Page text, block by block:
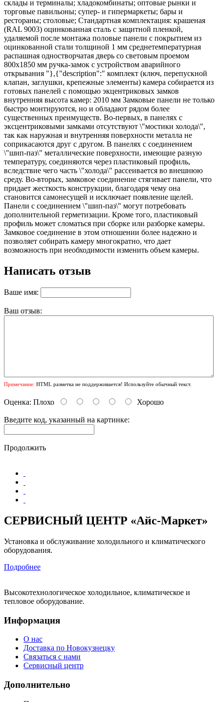
склады и терминалы; хладокомбинаты; оптовые рынки и
торговые павильоны; супер- и гипермаркеты; бары и
рестораны; столовые; Стандартная комплектация: крашеная
(RAL 9003) оцинкованная сталь с защитной пленкой,
удаляемой после монтажа половые панели с покрытием из
оцинкованной стали толщиной 1 мм среднетемпературная
распашная одностворчатая дверь со световым проемом
800х1850 мм ручка-замок с устройством аварийного
открывания "},{"description":" комплект (ключ, перепускной
клапан, заглушки, крепежные элементы) камера собирается из
готовых панелей с помощью экцентриковых замков
внутренняя высота камер: 2010 мм Замковые панели не только
быстро монтируются, но и обладают рядом более
существенных преимуществ. Во-первых, в панелях с
эксцентриковыми замками отсутствуют \"мостики холода\",
так как наружная и внутренняя поверхности металла не
соприкасаются друг с другом. В панелях с соединением
\"шип-паз\" металлические поверхности, имеющие разную
температуру, соединяются через пластиковый профиль,
вследствие чего часть \"холода\" рассеивается во внешнюю
среду. Во-вторых, замковое соединение стягивает панели, что
придает жесткость конструкции, благодаря чему она
становится самонесущей и исключает появление щелей.
Панели с соединением \"шип-паз\" могут потребовать
дополнительной герметизации. Кроме того, пластиковый
профиль может сломаться при сборке или разборке камеры.
Замковое соединение в этом отношении более надежно и
позволяет собирать камеру многократно, что дает
возможность при необходимости изменить объем камеры.
Написать отзыв
Ваше имя:
Ваш отзыв:
Примечание: HTML разметка не поддерживается! Используйте обычный текст.
Оценка: Плохо Хорошо
Введите код, указанный на картинке:
Продолжить
СЕРВИСНЫЙ ЦЕНТР «Айс-Маркет»
Установка и обслуживание холодильного и климатического
оборудования.
Подробнее
Высокотехнологическое холодильное, климатическое и
тепловое оборудование.
Информация
О нас
Доставка по Новокузнецку
Связаться с нами
Сервисный центр
Дополнительно